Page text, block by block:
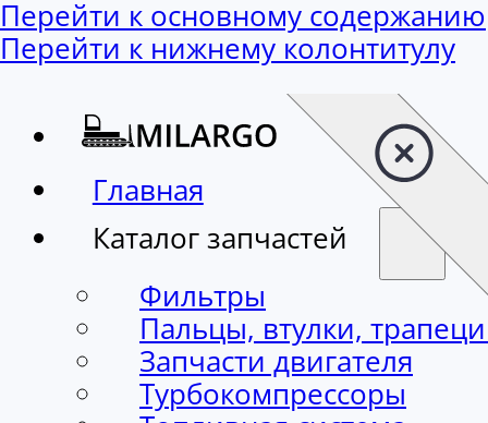
Перейти к основному содержанию
Перейти к нижнему колонтитулу
Главная
Каталог запчастей
Фильтры
Пальцы, втулки,
Запчасти двигателя
Турбокомпрессоры